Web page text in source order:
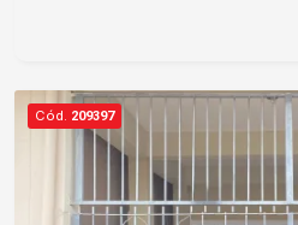
Cód. 209397